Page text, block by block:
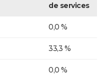
de services
0,0 %
33,3 %
0,0 %